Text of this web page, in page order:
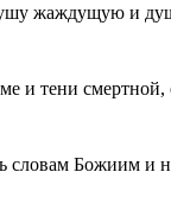
жаждущую и
и тени смертной,
словам Божиим и